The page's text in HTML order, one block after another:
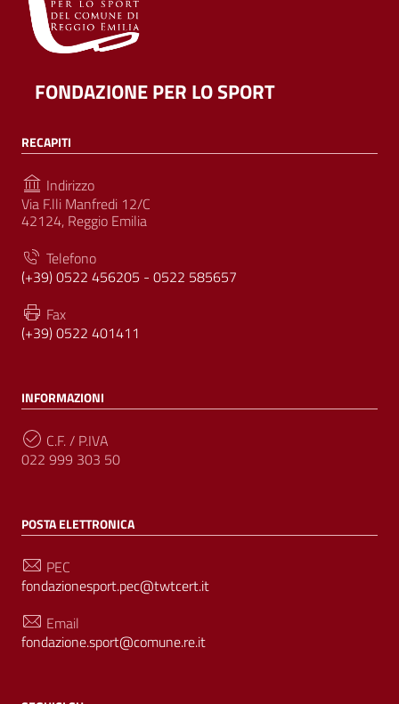
FONDAZIONE PER LO SPORT
RECAPITI
Indirizzo
Via F.lli Manfredi 12/C
42124, Reggio Emilia
Telefono
(+39) 0522 456205 - 0522 585657
Fax
(+39) 0522 401411
INFORMAZIONI
C.F. / P.IVA
022 999 303 50
POSTA ELETTRONICA
PEC
fondazionesport.pec@twtcert.it
Email
fondazione.sport@comune.re.it